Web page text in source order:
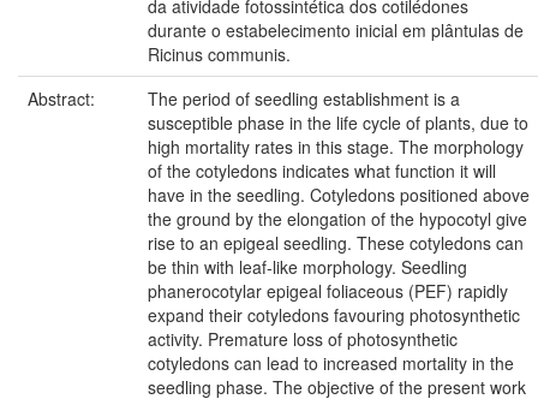
da atividade fotossintética dos cotilédones
durante o estabelecimento inicial em plântulas de
Ricinus communis.
Abstract:
The period of seedling establishment is a
susceptible phase in the life cycle of plants, due to
high mortality rates in this stage. The morphology
of the cotyledons indicates what function it will
have in the seedling. Cotyledons positioned above
the ground by the elongation of the hypocotyl give
rise to an epigeal seedling. These cotyledons can
be thin with leaf-like morphology. Seedling
phanerocotylar epigeal foliaceous (PEF) rapidly
expand their cotyledons favouring photosynthetic
activity. Premature loss of photosynthetic
cotyledons can lead to increased mortality in the
seedling phase. The objective of the present work